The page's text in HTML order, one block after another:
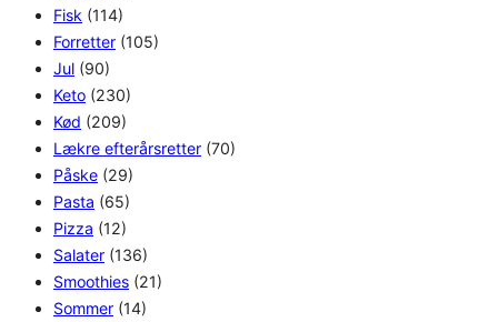
Fisk (114)
Forretter (105)
Jul (90)
Keto (230)
Kød (209)
Lækre efterårsretter (70)
Påske (29)
Pasta (65)
Pizza (12)
Salater (136)
Smoothies (21)
Sommer (14)